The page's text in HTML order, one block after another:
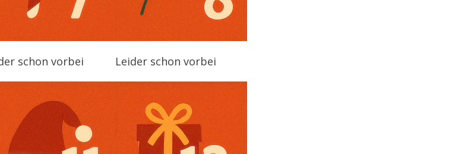
schon vorbei Leider schon vorbei